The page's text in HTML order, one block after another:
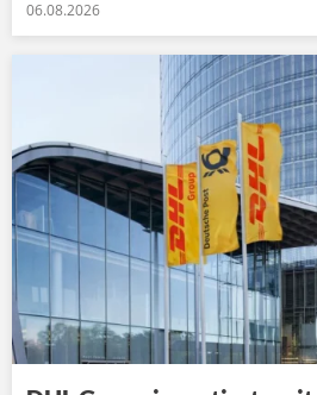
06.08.2026